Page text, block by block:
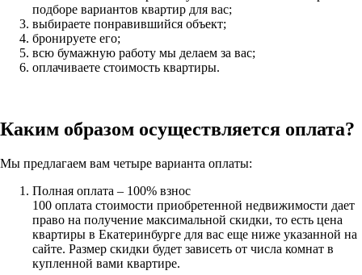
подборе вариантов квартир для вас;
выбираете понравившийся объект;
бронируете его;
всю бумажную работу мы делаем за вас;
оплачиваете стоимость квартиры.
Каким образом осуществляется оплата?
Мы предлагаем вам четыре варианта оплаты:
Полная оплата – 100% взнос
100 оплата стоимости приобретенной недвижимости дает
право на получение максимальной скидки, то есть цена
квартиры в Екатеринбурге для вас еще ниже указанной на
сайте. Размер скидки будет зависеть от числа комнат в
купленной вами квартире.